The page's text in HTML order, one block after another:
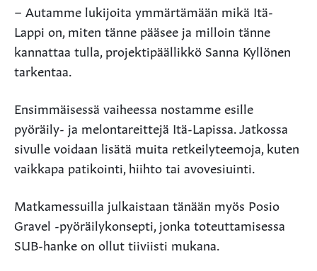
– Autamme lukijoita ymmärtämään mikä Itä-
Lappi on, miten tänne pääsee ja milloin tänne
kannattaa tulla, projektipäällikkö Sanna Kyllönen
tarkentaa.
Ensimmäisessä vaiheessa nostamme esille
pyöräily- ja melontareittejä Itä-Lapissa. Jatkossa
sivulle voidaan lisätä muita retkeilyteemoja, kuten
vaikkapa patikointi, hiihto tai avovesiuinti.
Matkamessuilla julkaistaan tänään myös Posio
Gravel -pyöräilykonsepti, jonka toteuttamisessa
SUB-hanke on ollut tiiviisti mukana.